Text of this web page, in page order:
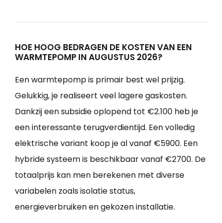
HOE HOOG BEDRAGEN DE KOSTEN VAN EEN
WARMTEPOMP IN AUGUSTUS 2026?
Een warmtepomp is primair best wel prijzig.
Gelukkig, je realiseert veel lagere gaskosten.
Dankzij een subsidie oplopend tot €2.100 heb je
een interessante terugverdientijd. Een volledig
elektrische variant koop je al vanaf €5900. Een
hybride systeem is beschikbaar vanaf €2700. De
totaalprijs kan men berekenen met diverse
variabelen zoals isolatie status,
energieverbruiken en gekozen installatie.